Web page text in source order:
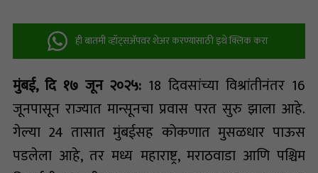
ही बातमी व्हॉट्सअ‍ॅपवर शेअर करण्यासाठी इथे क्लिक करा
मुंबई, दि १७ जून २०२५: 18 दिवसांच्या विश्रांतीनंतर 16
जूनपासून राज्यात मान्सूनचा प्रवास परत सुरु झाला आहे.
गेल्या 24 तासात मुंबईसह कोकणात मुसळधार पाऊस
पडलेला आहे, तर मध्य महाराष्ट्र, मराठवाडा आणि पश्चिम